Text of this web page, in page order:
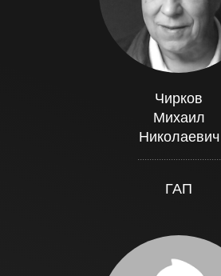
Чирков
Михаил
Николаевич
...................................
ГАП